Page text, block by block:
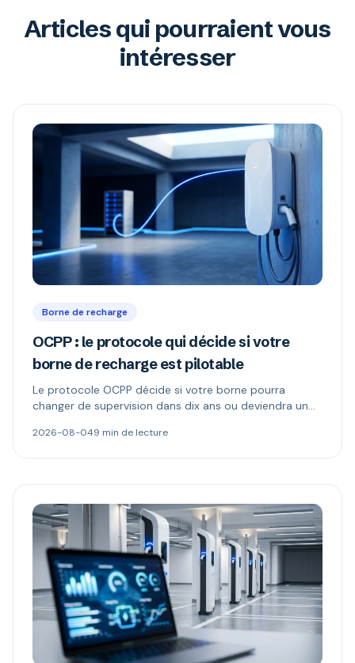
Articles qui pourraient vous
intéresser
Borne de recharge
OCPP : le protocole qui décide si votre
borne de recharge est pilotable
Le protocole OCPP décide si votre borne pourra
changer de supervision dans dix ans ou deviendra un
versions 1.6 et 2.0.1, et comment repérer une borne «
2026-08-049 min de lecture